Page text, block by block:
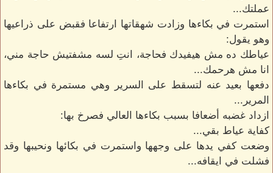
عملتك...
استمرت في بكاءها وزادت شهقاتها ارتفاعا فقبض على ذراعيها
وهو يقول:
عياطك ده مش هيفيدك فحاجة، انتِ لسه مشفتيش حاجة مني،
انا مش هرحمك...
دفعها بعيد عنه لتسقط على السرير وهي مستمرة في بكاءها
المرير...
ازداد غضبه أضعافا بسبب بكاءها العالي فصرخ بها:
كفاية عياط بقي...
وضعت كفي يدها على وجهها واستمرت في بكائها ونحيبها وقد
فشلت في ايقافه...